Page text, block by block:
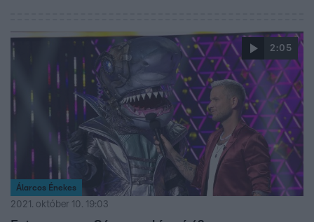
2:05
Álarcos Énekes
2021. október 10. 19:03